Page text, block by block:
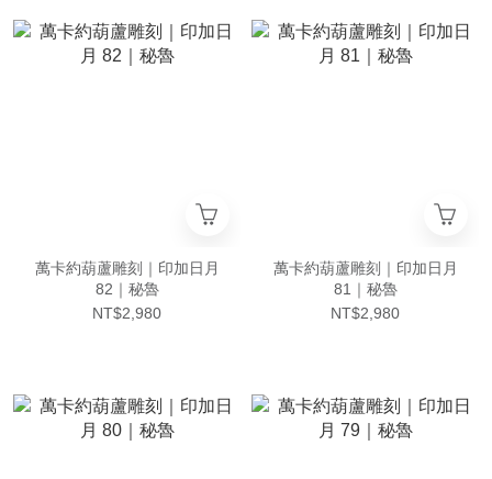
萬卡約葫蘆雕刻｜印加日月
82｜秘魯
NT$2,980
萬卡約葫蘆雕刻｜印加日月
81｜秘魯
NT$2,980